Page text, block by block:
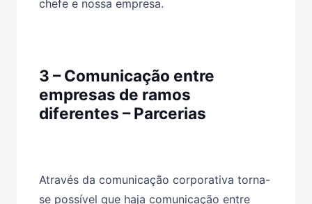
chefe e nossa empresa.
3 – Comunicação entre
empresas de ramos
diferentes – Parcerias
Através da comunicação corporativa torna-
se possível que haja comunicação entre